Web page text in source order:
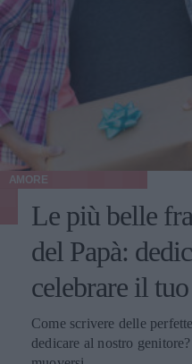
AMORE
Le più belle
del Papà:
celebrare il
Come scrivere delle
dedicare al nostro